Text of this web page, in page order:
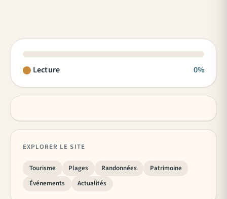
Lecture 0%
EXPLORER LE SITE
Tourisme Plages Randonnées
Patrimoine
Événements
Actualités